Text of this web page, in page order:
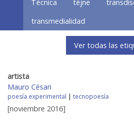
Técnica
téjne
transmedialidad
Ver todas las
artista
Mauro Césari
poesía experimental | tecnopoesía
[noviembre 2016]